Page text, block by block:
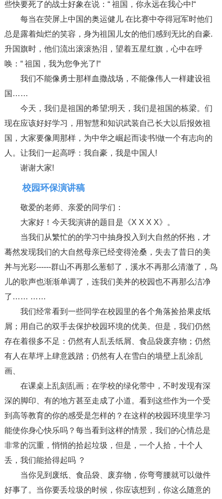
些快要死了的战士好象在说：“ 祖国，你永远在我心中!“
每当在荧屏上中国的奥运健儿 在比赛中夺得冠军时他们
总是露着灿烂的笑容，身为祖国儿女的他们感到无比的自豪.
升国旗时，他们流出滚滚热泪，望着五星红旗，心中在呼
唤：“ 祖国，我为您争光了!“
我们不能像勇士那样血撒战场，不能像伟人一样建设祖
国……
今天，我们是祖国的希望;明天，我们是祖国的栋梁。们
现在应该好好学习，用智慧和知识武装自己长大以后报效祖
国，大家要像周那样，为中华之崛起而读书!做一个有志向的
人。让我们一起高呼：我自豪，我是中国人!
谢谢大家!
校园环保演讲稿
敬爱的老师、亲爱的同学们：
大家好！今天我演讲的题目是《X X X X》。
当我们从繁忙的的学习中抽身投入到大自然的怀抱，才
蓦然发现我们的大自然母亲已经变得沧桑，失去了昔日的美
丼与光彩------群山不再那么葱郁了，溪水不再那么清澈了，鸟
儿的歌声也渐渐单调了，连我们美丼的校园也不再那么洁净
了…… ……
我们经常看到一些同学在校园里的各个角落捡拾果皮纸
屑；用自己的双手去保护校园环境的优美。但是，我们仍然
存在着很多不足：仍然有人乱丢纸屑、食品袋废弃物；仍然
有人在草坪上肆意践踏；仍然有人在雪白的墙壁上乱涂乱
画、
在课桌上乱刻乱画；在学校的绿化带中，不时发现有深
深的脚印、有的地方甚至走成了小道。看到这些作为一个受
到高等教育的你的感受是怎样的？在这样的校园环境里学习
能使你身心快乐吗？每当看到这样的情景，我们的心情总是
非常的沉重，悄悄的拾起垃圾，但是，一个人拾，十个人
丢，我们能拾得起吗 ？
当你见到废纸、食品袋、废弃物，你弯弯腰就可以做件
好事了。当你要丢垃圾的时候，你应该想到，你这么随意的